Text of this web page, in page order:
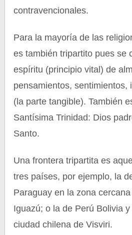
contravencionales.
Para la mayoría de las
es también tripartito pues se
espíritu (principio vital) de
pensamientos, sentimientos,
(la parte tangible). También
Santísima Trinidad: Dios
Santo.
Una frontera tripartita es
tres países, por ejemplo, la
Paraguay en la zona
Iguazú; o la de Perú Bolivia
ciudad chilena de Visviri.